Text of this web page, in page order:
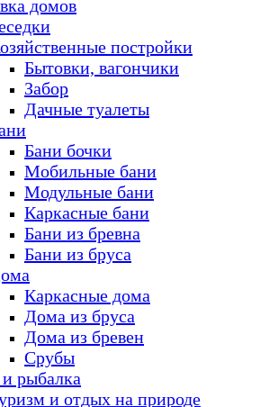
домов
постройки
Бытовки, вагончики
Забор
Дачные туалеты
Бани бочки
Мобильные бани
Модульные бани
Каркасные бани
Бани из бревна
Бани из бруса
Каркасные дома
Дома из бруса
Дома из бревен
Срубы
рыбалка
и отдых на природе